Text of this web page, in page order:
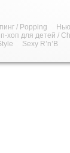
/ Popping
хоп для детей /
Sexy R’n’B